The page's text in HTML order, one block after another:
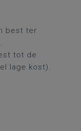
best ter
tot de
lage kost).